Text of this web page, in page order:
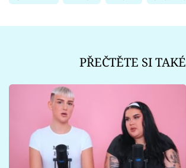
PŘEČTĚTE SI TAKÉ